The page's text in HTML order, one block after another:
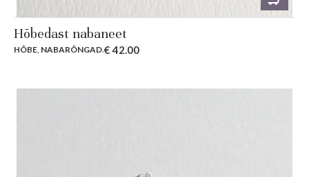
Hõbedast nabaneet
HÕBE NABARÕNGAD.€42.00